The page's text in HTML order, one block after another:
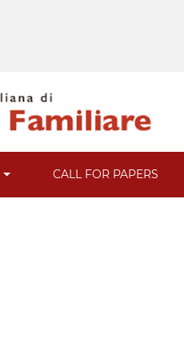
CALL FOR PAPERS